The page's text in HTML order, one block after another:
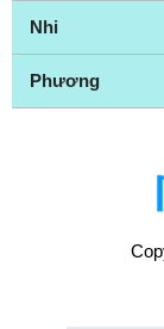
Nhi
Phương